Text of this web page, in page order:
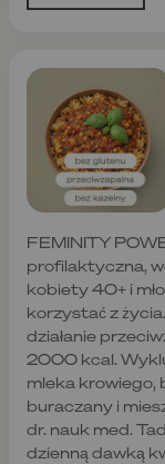
FEMINITY
profilaktyczna,
kobiety 40+ i
korzystać z
działanie
2000 kcal.
mleka krowiego,
buraczany i
dr. nauk med.
dzienną dawką